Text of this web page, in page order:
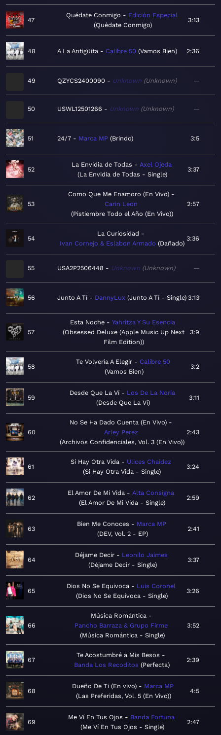
47
Quédate Conmigo
Edición Especial
Quédate Conmigo
3:13
48 A La Antigüita Calibre 50 Vamos Bien 2:36
49 QZYCS2400090 Unknown Unknown —
50 USWL12501266 Unknown Unknown —
51 24/7 Marca MP Brindo 3:5
52
La Envidia de Todas
Axel Ojeda
La Envidia de Todas - Single
3:37
53
Como Que Me Enamoro (En Vivo)
Carin Leon
Pistiembre Todo el Año (En Vivo)
2:57
54
La Curiosidad
Ivan Cornejo & Eslabon Armado Dañado
3:36
55 USA2P2506448 Unknown Unknown —
56 Junto A Tí DannyLux Junto A Tí - Single 3:13
57
Esta Noche
Yahritza Y Su Esencia
Obsessed Deluxe (Apple Music Up Next
Film Edition)
3:9
58
Te Volvería A Elegir
Calibre 50
Vamos Bien
3:2
59
Desde Que La Ví
Los De La Noria
Desde Que La Ví
3:11
60
No Se Ha Dado Cuenta (En Vivo)
Arley Perez
Archivos Confidenciales, Vol. 3 (En Vivo)
2:43
61
Si Hay Otra Vida
Ulices Chaidez
Si Hay Otra Vida - Single
3:24
62
El Amor De Mi Vida
Alta Consigna
El Amor De Mi Vida - Single
2:59
63
Bien Me Conoces
Marca MP
DEV, Vol. 2 - EP
2:41
64
Déjame Decir
Leonilo Jaimes
Déjame Decir - Single
3:37
65
Dios No Se Equivoca
Luis Coronel
Dios No Se Equivoca - Single
3:26
66
Música Romántica
Pancho Barraza & Grupo Firme
Música Romántica - Single
3:52
67
Te Acostumbré a Mis Besos
Banda Los Recoditos
Perfecta
2:39
68
Dueño De Ti (En vivo)
Marca MP
Las Preferidas, Vol. 5 (En Vivo)
4:5
69
Me Ví En Tus Ojos
Banda Fortuna
Me Ví En Tus Ojos - Single
2:47